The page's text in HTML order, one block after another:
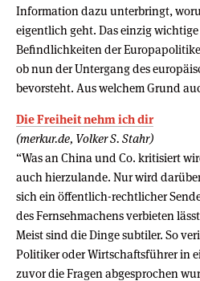
Information dazu unterbringt,
eigentlich geht. Das einzig
Befindlichkeiten der
ob nun der Untergang des
bevorsteht. Aus welchem Grund
Die Freiheit nehm ich dir
(merkur.de, Volker S. Stahr)
“Was an China und Co. kritisiert
auch hierzulande. Nur wird
sich ein öffentlich-rechtlicher
des Fernsehmachens verbieten
Meist sind die Dinge subtiler. So
Politiker oder Wirtschaftsführer in
zuvor die Fragen abgesprochen